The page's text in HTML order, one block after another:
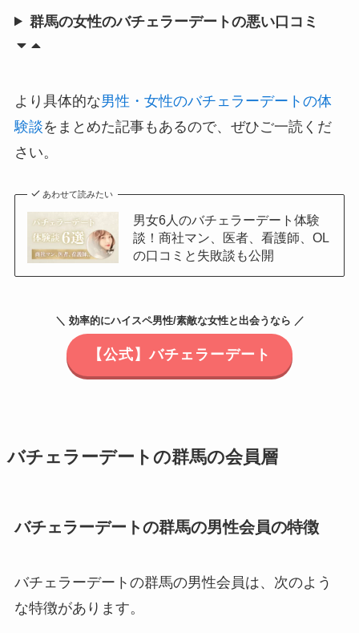
群馬の女性のバチェラーデートの悪い口コミ
より具体的な男性・女性のバチェラーデートの体
験談をまとめた記事もあるので、ぜひご一読くだ
さい。
あわせて読みたい
男女6人のバチェラーデート体験
談！商社マン、医者、看護師、OL
の口コミと失敗談も公開
＼ 効率的にハイスペ男性/素敵な女性と出会うなら ／
【公式】バチェラーデート
バチェラーデートの群馬の会員層
バチェラーデートの群馬の男性会員の特徴
バチェラーデートの群馬の男性会員は、次のよう
な特徴があります。